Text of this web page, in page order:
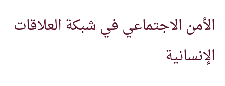
الأمن الاجتماعي في شبكة العلاقات
الإنسانية